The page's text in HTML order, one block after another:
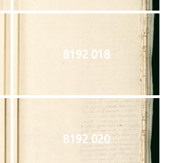
8192 018
8192 020